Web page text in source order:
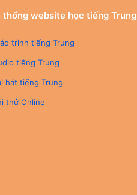
thống website học tiếng Trung
trình tiếng Trung
tiếng Trung
hát tiếng Trung
thử Online